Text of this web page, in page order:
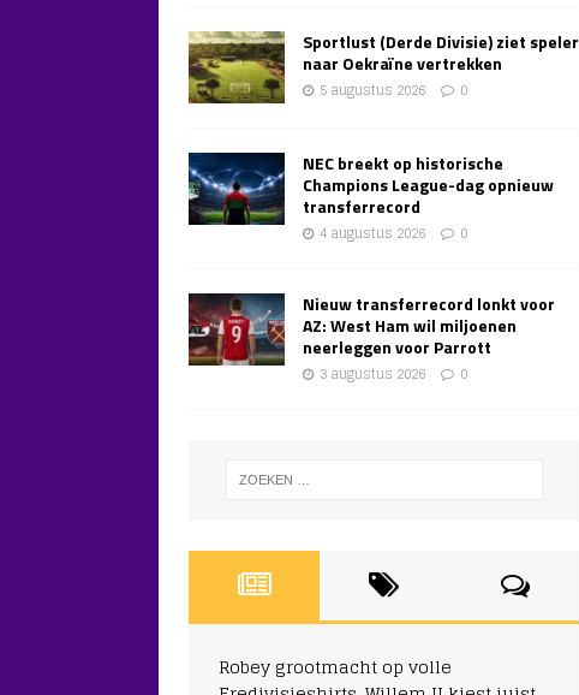
Sportlust (Derde Divisie) ziet speler
naar Oekraïne vertrekken
5 augustus 2026 0
NEC breekt op historische
Champions League-dag opnieuw
transferrecord
4 augustus 2026 0
Nieuw transferrecord lonkt voor
AZ: West Ham wil miljoenen
neerleggen voor Parrott
3 augustus 2026 0
Robey grootmacht op volle